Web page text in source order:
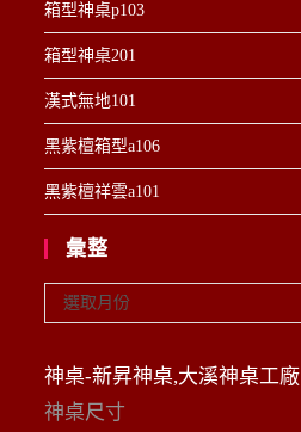
箱型神桌p103
箱型神桌201
漢式無地101
黑紫檀箱型a106
黑紫檀祥雲a101
彙整
整
選取月份
神桌-新昇神桌,大溪神桌工廠
神桌尺寸